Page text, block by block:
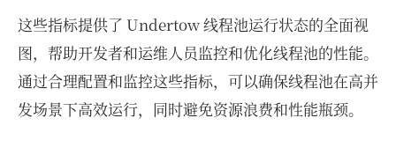
这些指标提供了 Undertow 线程池运行状态的全面视
图，帮助开发者和运维人员监控和优化线程池的性能。
通过合理配置和监控这些指标，可以确保线程池在高并
发场景下高效运行，同时避免资源浪费和性能瓶颈。